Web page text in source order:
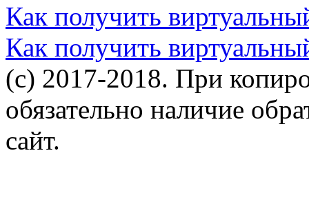
Как получить
Как получить
(c) 2017-2018. При
обязательно наличие
сайт.